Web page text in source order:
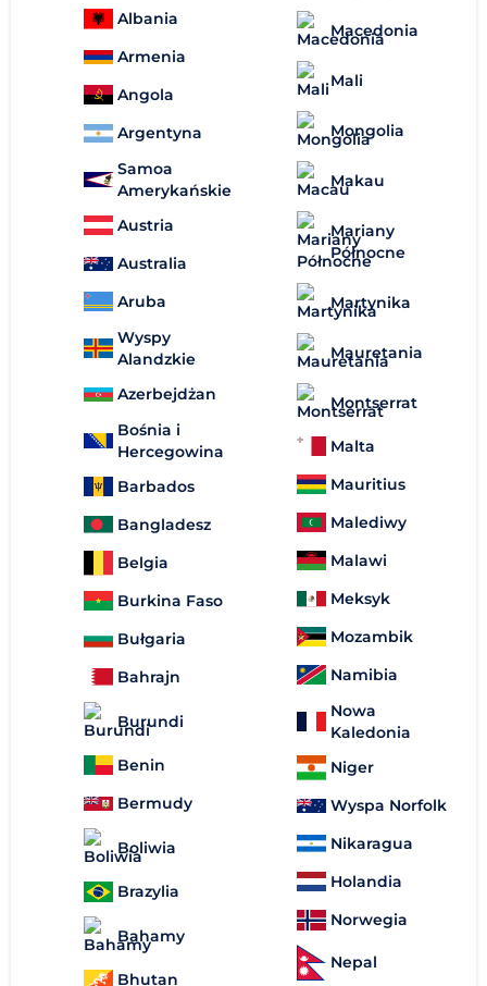
Albania
Armenia
Angola
Argentyna
Samoa
Amerykańskie
Austria
Australia
Aruba
Wyspy
Alandzkie
Azerbejdżan
Bośnia i
Hercegowina
Barbados
Bangladesz
Belgia
Burkina Faso
Bułgaria
Bahrajn
Burundi
Benin
Bermudy
Boliwia
Brazylia
Bahamy
Bhutan
Macedonia
Mali
Mongolia
Makau
Mariany
Północne
Martynika
Mauretania
Montserrat
Malta
Mauritius
Malediwy
Malawi
Meksyk
Mozambik
Namibia
Nowa
Kaledonia
Niger
Wyspa Norfolk
Nikaragua
Holandia
Norwegia
Nepal